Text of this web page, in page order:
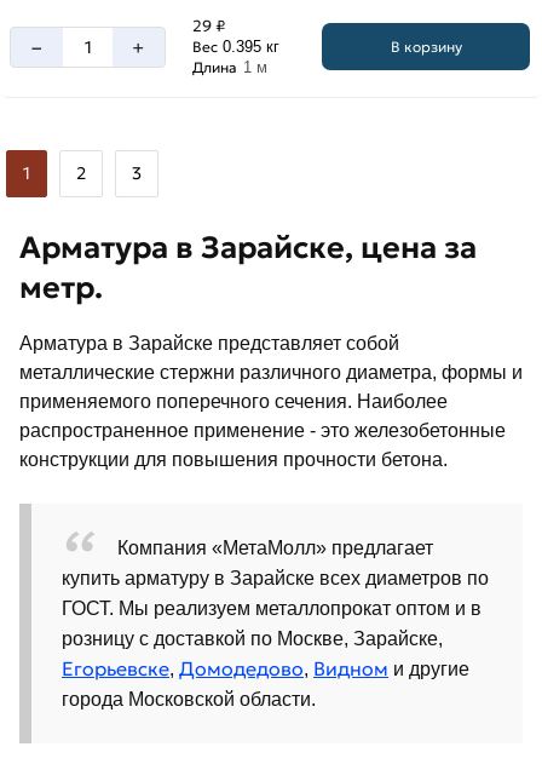
– +
29 ₽
Вес 0.395 кг
Длина 1 м
В корзину
1 2 3
Арматура в Зарайске, цена за
метр.
Арматура в Зарайске представляет собой
металлические стержни различного диаметра, формы и
применяемого поперечного сечения. Наиболее
распространенное применение - это железобетонные
конструкции для повышения прочности бетона.
Компания «МетаМолл» предлагает
купить арматуру в Зарайске всех диаметров по
ГОСТ. Мы реализуем металлопрокат оптом и в
розницу с доставкой по Москве, Зарайске,
Егорьевскe, Домодедово, Видном и другие
города Московской области.